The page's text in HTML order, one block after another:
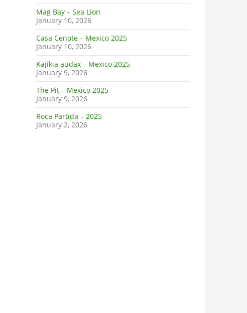
Mag Bay – Sea Lion
January 10, 2026
Casa Cenote – Mexico 2025
January 10, 2026
Kajikia audax – Mexico 2025
January 9, 2026
The Pit – Mexico 2025
January 9, 2026
Roca Partida – 2025
January 2, 2026